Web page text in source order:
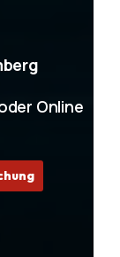
Online